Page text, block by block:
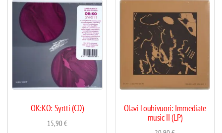
OK:KO: Syrtti (CD)
15,90€
Olavi Louhivuori: Immediate
music II (LP)